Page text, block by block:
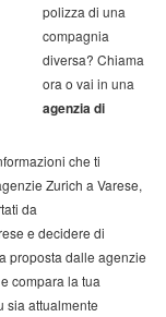
polizza di una
compagnia
diversa? Chiama
ora o vai in una
agenzia di
che ti
Zurich a Varese,
da
e decidere di
proposta dalle agenzie
compara la tua
sia attualmente